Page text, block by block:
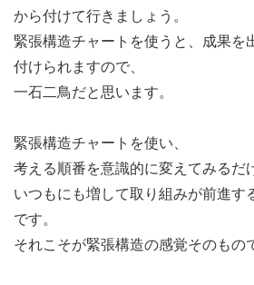
から付けて行きましょう。
緊張構造チャートを使うと、成果を
付けられますので、
一石二鳥だと思います。
緊張構造チャートを使い、
考える順番を意識的に変えてみるだ
いつもにも増して取り組みが前進す
です。
それこそが緊張構造の感覚そのもの